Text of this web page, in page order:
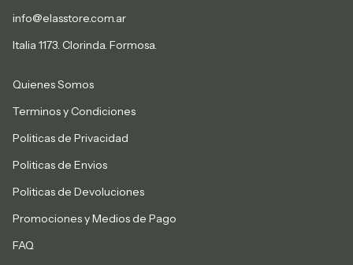
info@elasstore.com.ar
Italia 1173. Clorinda. Formosa.
Quienes Somos
Terminos y Condiciones
Politicas de Privacidad
Politicas de Envios
Politicas de Devoluciones
Promociones y Medios de Pago
FAQ